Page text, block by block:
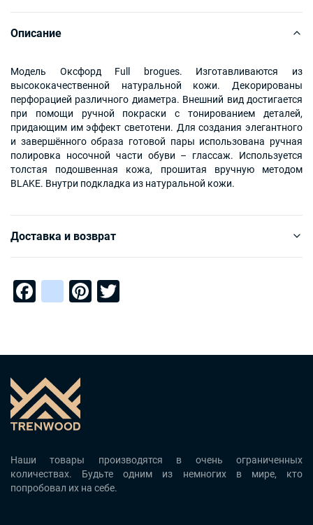
Описание
Модель Оксфорд Full brogues. Изготавливаются из
высококачественной натуральной кожи. Декорированы
перфорацией различного диаметра. Внешний вид достигается
при помощи ручной покраски с тонированием деталей,
придающим им эффект светотени. Для создания элегантного
и завершённого образа готовой пары использована ручная
полировка носочной части обуви – глассаж. Используется
толстая подошвенная кожа, прошитая вручную методом
BLAKE. Внутри подкладка из натуральной кожи.
Доставка и возврат
Facebook
instagram
Pinterest
Наши товары производятся в очень ограниченных
количествах. Будьте одним из немногих в мире, кто
попробовал их на себе.